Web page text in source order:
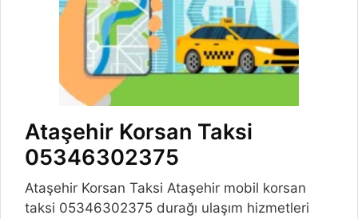
Ataşehir Korsan Taksi
05346302375
Ataşehir Korsan Taksi Ataşehir mobil korsan
taksi 05346302375 durağı ulaşım hizmetleri